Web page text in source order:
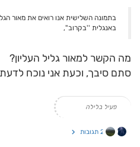
בתמונה השלישית אנו רואים את מאור
באנגלית ''בקרוב'',
מה הקשר למאור גליל העליון?
סתם סיבך, וכעת אני נוכח
פעיל בלילה
2 תגובות